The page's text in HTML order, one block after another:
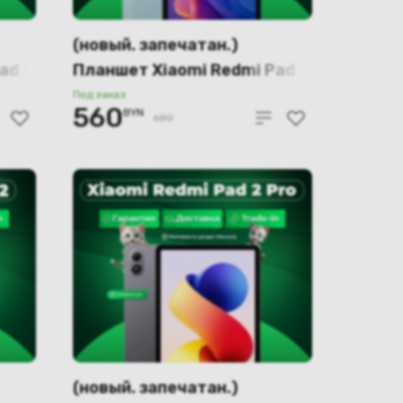
2
(новый. запечатан.)
Планшет Xiaomi Redmi Pad 2
4GB/128GB Wi-Fi
международная версия
Под заказ
560BYN 680
(новый. запечатан.)